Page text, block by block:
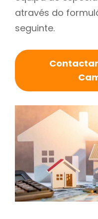
através do
seguinte.